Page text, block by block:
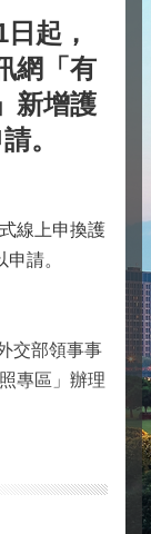
起，
網「有
新增護
。
線上申換護
請。
交部領事事
專區」辦理